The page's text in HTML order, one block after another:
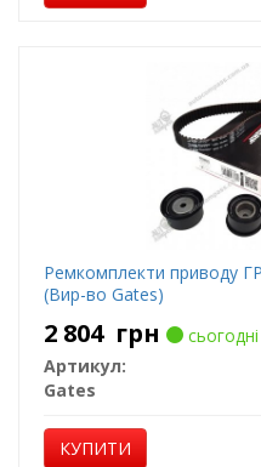
Ремкомплекти приводу
(Вир-во Gates)
2 804 грн
сьогодні
Артикул:
Gates
КУПИТИ